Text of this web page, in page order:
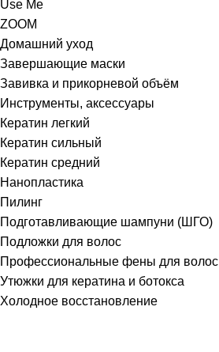
Use Me
ZOOM
Домашний уход
Завершающие маски
Завивка и прикорневой объём
Инструменты, аксессуары
Кератин легкий
Кератин сильный
Кератин средний
Нанопластика
Пилинг
Подготавливающие шампуни (ШГО)
Подложки для волос
Профессиональные фены для волос
Утюжки для кератина и ботокса
Холодное восстановление